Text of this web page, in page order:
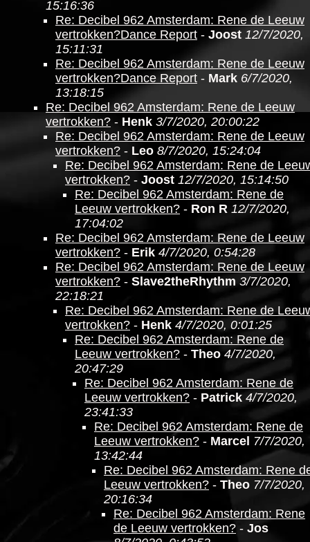
15:16:36
Re: Decibel 962 Amsterdam: Rene de Leeuw
vertrokken?Dance Report - Joost 12/7/2020,
15:11:31
Re: Decibel 962 Amsterdam: Rene de Leeuw
vertrokken?Dance Report - Mark 6/7/2020,
13:18:15
Re: Decibel 962 Amsterdam: Rene de Leeuw
vertrokken? - Henk 3/7/2020, 20:00:22
Re: Decibel 962 Amsterdam: Rene de Leeuw
vertrokken? - Leo 8/7/2020, 15:24:04
Re: Decibel 962 Amsterdam: Rene de
vertrokken? - Joost 12/7/2020, 15:14:50
Re: Decibel 962 Amsterdam: Rene de
Leeuw vertrokken? - Ron R 12/7/2020,
17:04:02
Re: Decibel 962 Amsterdam: Rene de Leeuw
vertrokken? - Erik 4/7/2020, 0:54:28
Re: Decibel 962 Amsterdam: Rene de Leeuw
vertrokken? - Slave2theRhythm 3/7/2020,
22:18:21
Re: Decibel 962 Amsterdam: Rene de
vertrokken? - Henk 4/7/2020, 0:01:25
Re: Decibel 962 Amsterdam: Rene de
Leeuw vertrokken? - Theo 4/7/2020,
20:47:29
Re: Decibel 962 Amsterdam: Rene de
Leeuw vertrokken? - Patrick 4/7/2020,
23:41:33
Re: Decibel 962 Amsterdam: Rene de
Leeuw vertrokken? - Marcel 7/7/2020,
13:42:44
Re: Decibel 962 Amsterdam: Rene
Leeuw vertrokken? - Theo 7/7/2020,
20:16:34
Re: Decibel 962 Amsterdam: Rene
de Leeuw vertrokken? - Jos